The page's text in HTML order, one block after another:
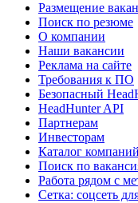
Размещение
Поиск по резюме
О компании
Наши вакансии
Реклама на сайте
Требования к ПО
Безопасный
HeadHunter API
Партнерам
Инвесторам
Каталог компаний
Поиск по
Работа рядом с
Сетка: соцсеть